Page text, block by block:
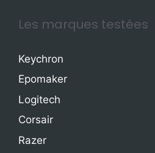
Les marques testées
Keychron
Epomaker
Logitech
Corsair
Razer